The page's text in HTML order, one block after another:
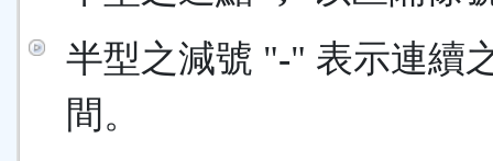
半型之減號 "-" 表示連續
間。